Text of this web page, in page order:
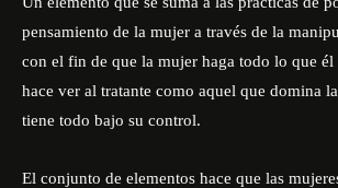
pensamiento de la mujer a través de la
con el fin de que la mujer haga todo lo que él
hace ver al tratante como aquel que domina
tiene todo bajo su control.
El conjunto de elementos hace que las